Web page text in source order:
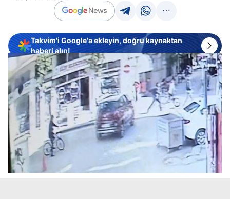
Takvim'i Google'a ekleyin, doğru kaynaktan
haberi alın!